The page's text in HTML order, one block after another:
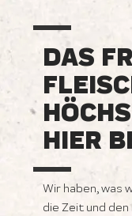
DAS
HIER
Wir haben, was
die Zeit und den